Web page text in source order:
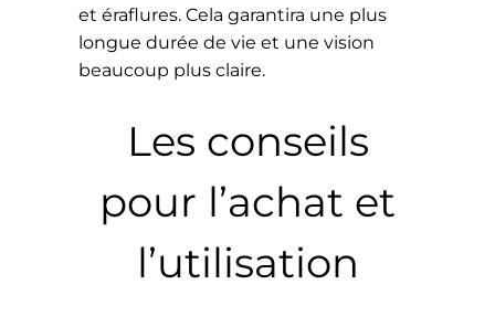
et éraflures. Cela garantira une plus
longue durée de vie et une vision
beaucoup plus claire.
Les conseils
pour l’achat et
l’utilisation